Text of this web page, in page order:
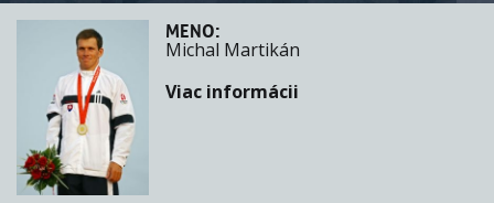
MENO:
Michal Martikán
Viac informácii